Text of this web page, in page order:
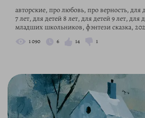
авторские, про любовь, про верность, для
7 лет, для детей 8 лет, для детей 9 лет, для
младших школьников, фэнтези сказка,
1 090 6 14 1